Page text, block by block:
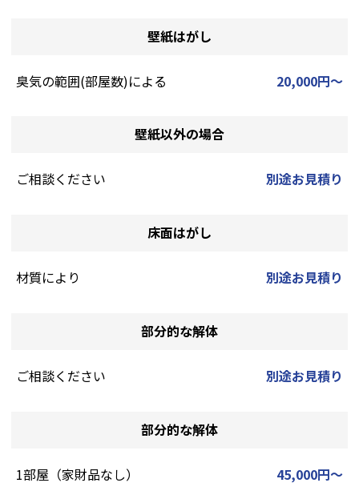
壁紙はがし
臭気の範囲(部屋数)による 20,000円～
壁紙以外の場合
ご相談ください 別途お見積り
床面はがし
材質により 別途お見積り
部分的な解体
ご相談ください 別途お見積り
部分的な解体
1部屋（家財品なし） 45,000円～